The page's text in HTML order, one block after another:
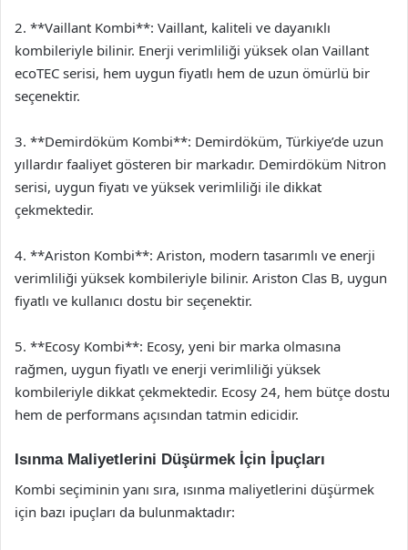
2. **Vaillant Kombi**: Vaillant, kaliteli ve dayanıklı
kombileriyle bilinir. Enerji verimliliği yüksek olan Vaillant
ecoTEC serisi, hem uygun fiyatlı hem de uzun ömürlü bir
seçenektir.
3. **Demirdöküm Kombi**: Demirdöküm, Türkiye’de uzun
yıllardır faaliyet gösteren bir markadır. Demirdöküm Nitron
serisi, uygun fiyatı ve yüksek verimliliği ile dikkat
çekmektedir.
4. **Ariston Kombi**: Ariston, modern tasarımlı ve enerji
verimliliği yüksek kombileriyle bilinir. Ariston Clas B, uygun
fiyatlı ve kullanıcı dostu bir seçenektir.
5. **Ecosy Kombi**: Ecosy, yeni bir marka olmasına
rağmen, uygun fiyatlı ve enerji verimliliği yüksek
kombileriyle dikkat çekmektedir. Ecosy 24, hem bütçe dostu
hem de performans açısından tatmin edicidir.
Isınma Maliyetlerini Düşürmek İçin İpuçları
Kombi seçiminin yanı sıra, ısınma maliyetlerini düşürmek
için bazı ipuçları da bulunmaktadır: